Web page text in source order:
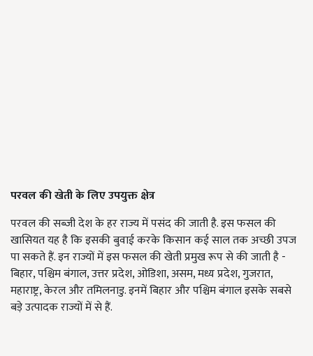
परवल की खेती के लिए उपयुक्त क्षेत्र
परवल की सब्जी देश के हर राज्य में पसंद की जाती है. इस फसल की
खासियत यह है कि इसकी बुवाई करके किसान कई साल तक अच्छी उपज
पा सकते हैं. इन राज्यों में इस फसल की खेती प्रमुख रूप से की जाती है -
बिहार, पश्चिम बंगाल, उत्तर प्रदेश, ओडिशा, असम, मध्य प्रदेश, गुजरात,
महाराष्ट्र, केरल और तमिलनाडु. इनमें बिहार और पश्चिम बंगाल इसके सबसे
बड़े उत्पादक राज्यों में से हैं.